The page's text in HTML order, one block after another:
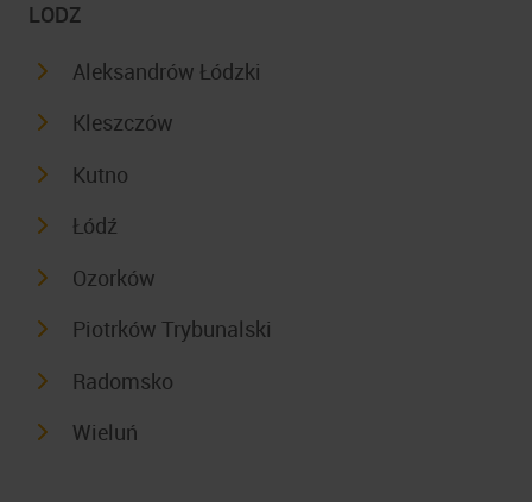
LODZ
Aleksandrów Łódzki
Kleszczów
Kutno
Łódź
Ozorków
Piotrków Trybunalski
Radomsko
Wieluń